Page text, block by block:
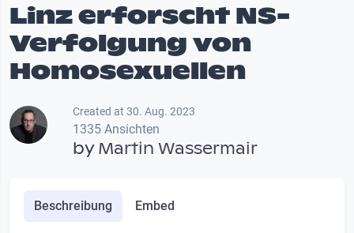
Linz erforscht NS-
Verfolgung von
Homosexuellen
Created at 30. Aug. 2023
1335 Ansichten
byMartin Wassermair
Beschreibung Embed